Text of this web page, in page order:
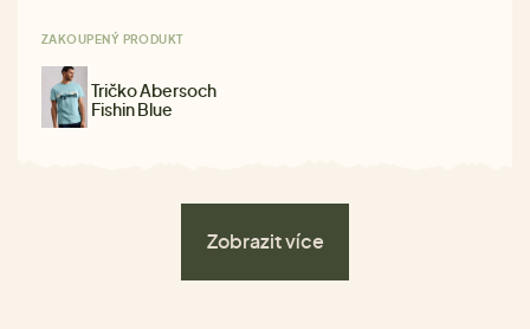
ZAKOUPENÝ PRODUKT
Tričko Abersoch
Fishin Blue
Zobrazit více